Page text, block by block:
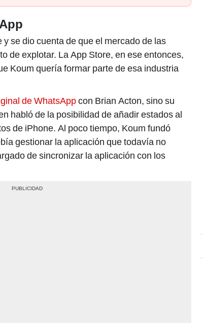
y se dio cuenta de que el mercado de las
de explotar. La App Store, en ese entonces,
Koum quería formar parte de esa industria
de WhatsApp con Brian Acton, sino su
habló de la posibilidad de añadir estados al
de iPhone. Al poco tiempo, Koum fundó
gestionar la aplicación que todavía no
de sincronizar la aplicación con los